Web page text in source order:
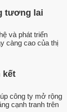
tương lai
và phát triển
càng cao của thị
kết
công ty mở rộng
cạnh tranh trên